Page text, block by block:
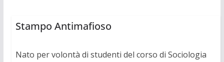
Stampo Antimafioso
Nato per volontà di studenti del corso di Sociologia